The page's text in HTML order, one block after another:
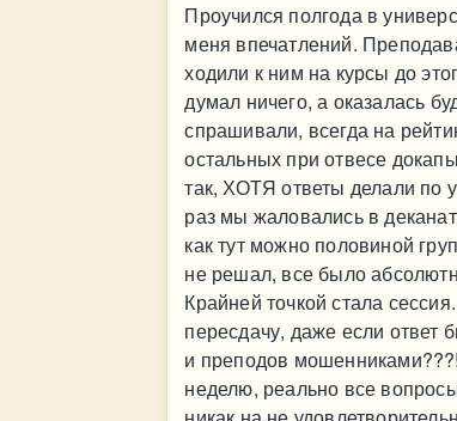
Проучился полгода в
меня впечатлений.
ходили к ним на курсы до
думал ничего, а оказалась
спрашивали, всегда на
остальных при отвесе
так, ХОТЯ ответы делали по
раз мы жаловались в
как тут можно половиной
не решал, все было
Крайней точкой стала
пересдачу, даже если ответ
и преподов
неделю, реально все